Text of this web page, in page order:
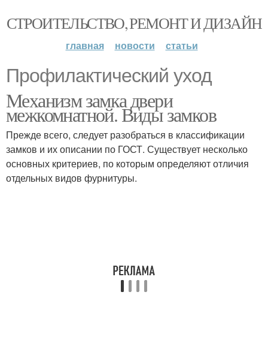
СТРОИТЕЛЬСТВО, РЕМОНТ И ДИЗАЙН
главная новости статьи
Профилактический уход
Механизм замка двери
межкомнатной. Виды замков
Прежде всего, следует разобраться в классификации
замков и их описании по ГОСТ. Существует несколько
основных критериев, по которым определяют отличия
отдельных видов фурнитуры.